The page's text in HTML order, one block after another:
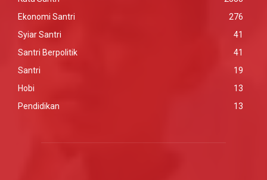
Ekonomi Santri
276
Syiar Santri
41
Santri Berpolitik
41
Santri
19
Hobi
13
Pendidikan
13